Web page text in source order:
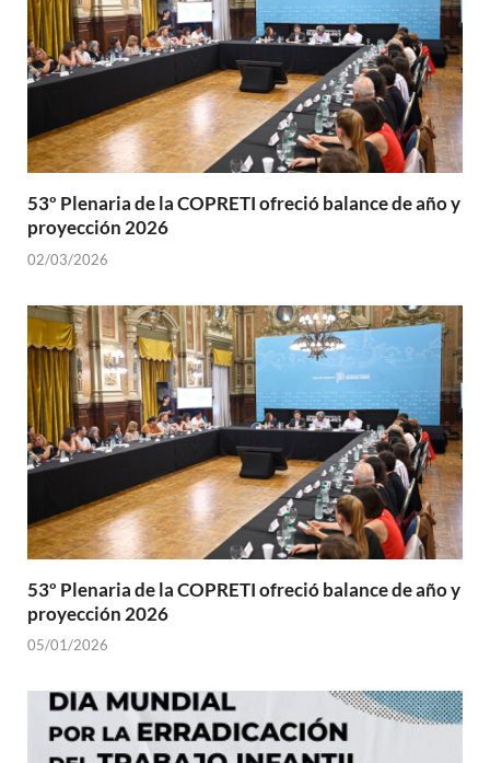
53º Plenaria de la COPRETI ofreció balance de año y
proyección 2026
02/03/2026
53º Plenaria de la COPRETI ofreció balance de año y
proyección 2026
05/01/2026